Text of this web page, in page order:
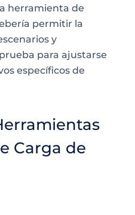
herramienta de
permitir la
y
para ajustarse
específicos de
Carga de